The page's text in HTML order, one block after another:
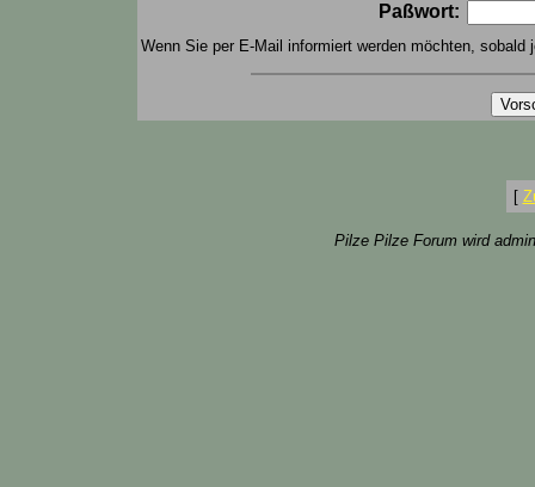
Paßwort:
Wenn Sie per E-Mail informiert werden möchten,
[
Pilze Pilze Forum wird